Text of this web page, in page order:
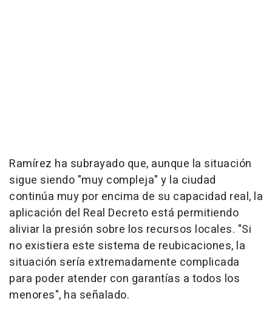
Ramírez ha subrayado que, aunque la situación
sigue siendo "muy compleja" y la ciudad
continúa muy por encima de su capacidad real, la
aplicación del Real Decreto está permitiendo
aliviar la presión sobre los recursos locales. "Si
no existiera este sistema de reubicaciones, la
situación sería extremadamente complicada
para poder atender con garantías a todos los
menores", ha señalado.